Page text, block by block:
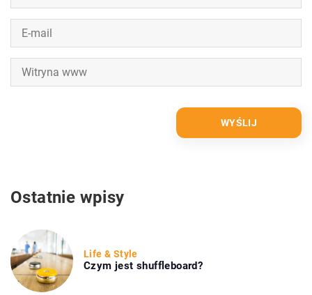
Ostatnie wpisy
Life & Style
Czym jest shuffleboard?